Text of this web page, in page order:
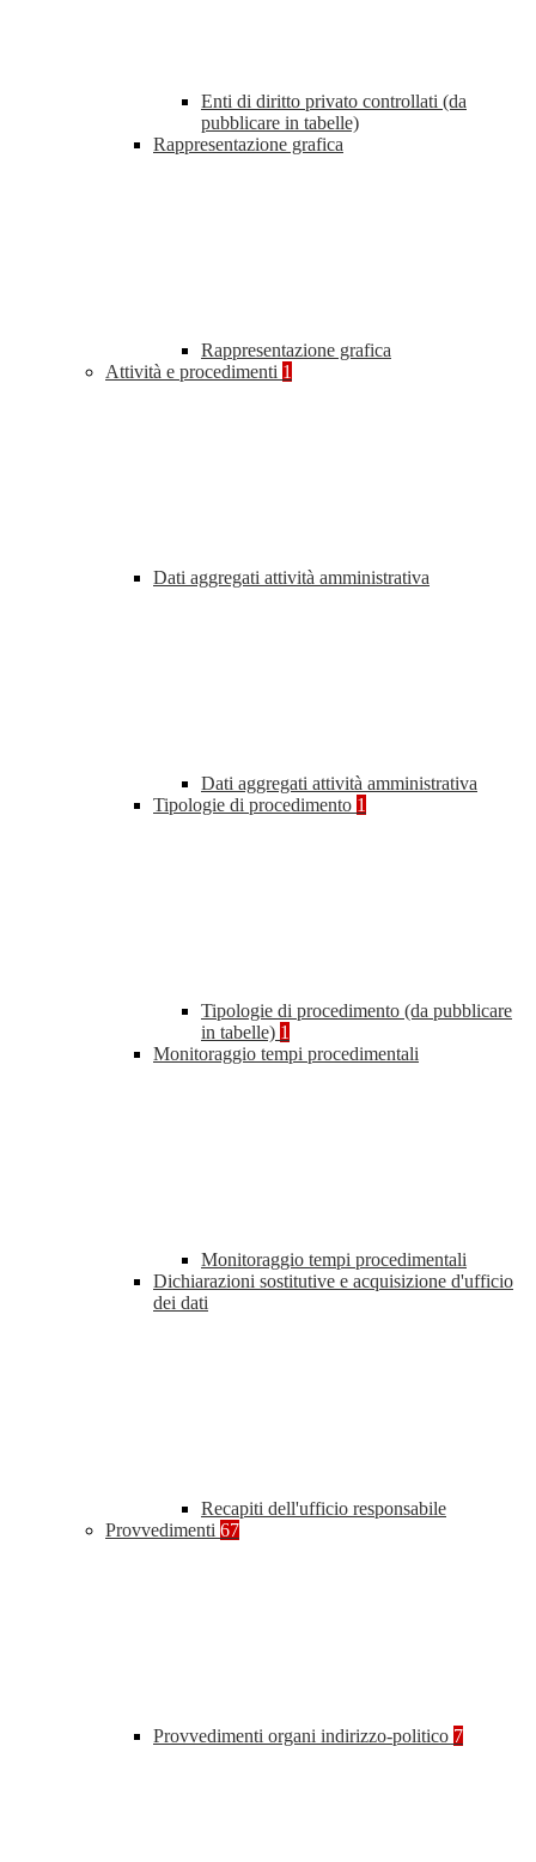
Enti di diritto privato controllati (da
pubblicare in tabelle)
Rappresentazione grafica
Rappresentazione grafica
Attività e procedimenti 1
Dati aggregati attività amministrativa
Dati aggregati attività amministrativa
Tipologie di procedimento 1
Tipologie di procedimento (da pubblicare
in tabelle) 1
Monitoraggio tempi procedimentali
Monitoraggio tempi procedimentali
Dichiarazioni sostitutive e acquisizione d'ufficio
dei dati
Recapiti dell'ufficio responsabile
Provvedimenti 67
Provvedimenti organi indirizzo-politico 7